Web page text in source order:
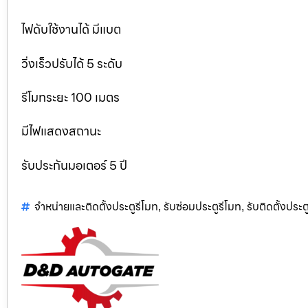
ไฟดับใช้งานได้ มีแบต
วิ่งเร็วปรับได้ 5 ระดับ
รีโมทระยะ 100 เมตร
มีไฟแสดงสถานะ
รับประกันมอเตอร์ 5 ปี
จำหน่ายและติดตั้งประตูรีโมท, รับซ่อมประตูรีโมท, รับติดตั้งประ